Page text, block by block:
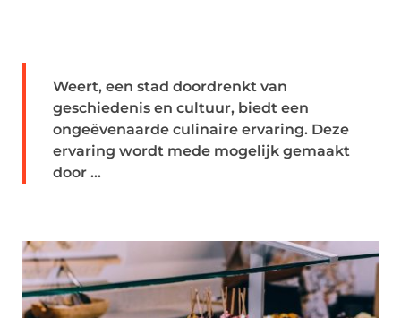
Weert, een stad doordrenkt van
geschiedenis en cultuur, biedt een
ongeëvenaarde culinaire ervaring. Deze
ervaring wordt mede mogelijk gemaakt
door ...